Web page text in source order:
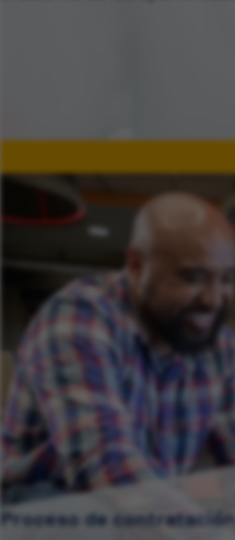
Proceso de contratación